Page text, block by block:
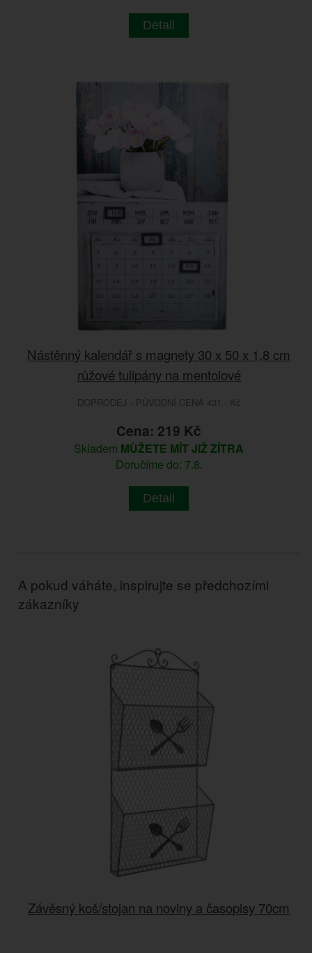
Detail
Nástěnný kalendář s magnety 30 x 50 x 1,8 cm
růžové tulipány na mentolové
DOPRODEJ - PŮVODNÍ CENA 431.- Kč
Cena: 219 Kč
Skladem MŮŽETE MÍT JIŽ ZÍTRA
Doručíme do: 7.8.
Detail
A pokud váháte, inspirujte se předchozími
zákazníky
Závěsný koš/stojan na noviny a časopisy 70cm